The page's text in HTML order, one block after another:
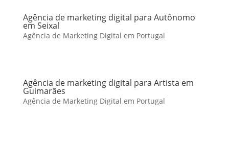
Agência de marketing digital para Autônomo
em Seixal
Agência de Marketing Digital em Portugal
Agência de marketing digital para Artista em
Guimarães
Agência de Marketing Digital em Portugal